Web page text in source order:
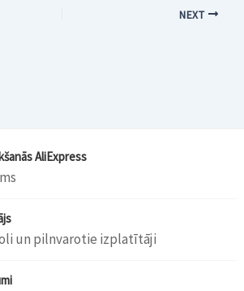
NEXT
AliExpress
un pilnvarotie izplatītāji